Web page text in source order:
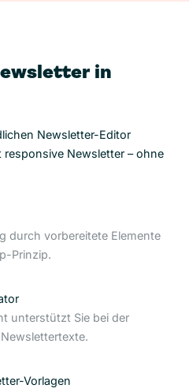
in
Newsletter-Editor
responsive Newsletter – ohne
durch vorbereitete Elemente
Prinzip.
unterstützt Sie bei der
Vorlagen